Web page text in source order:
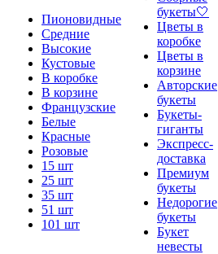
Пионовидные
Средние
Высокие
Кустовые
В коробке
В корзине
Французские
Белые
Красные
Розовые
15 шт
25 шт
35 шт
51 шт
101 шт
букеты🤍
Цветы в
коробке
Цветы в
корзине
Авторские
букеты
Букеты-
гиганты
Экспресс-
доставка
Премиум
букеты
Недорогие
букеты
Букет
невесты